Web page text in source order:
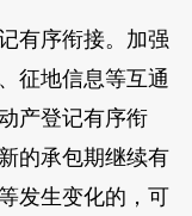
有序衔接。加强
征地信息等互通
产登记有序衔
的承包期继续有
发生变化的，可